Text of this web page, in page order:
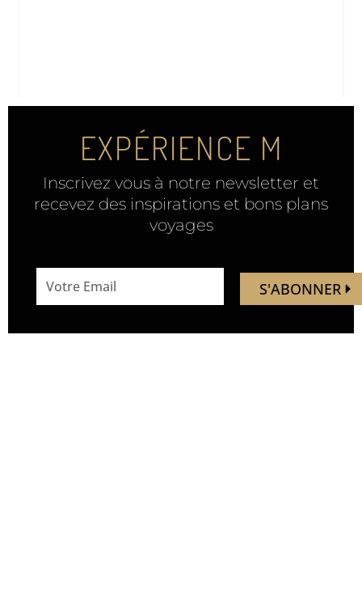
EXPÉRIENCE M
Inscrivez vous à notre newsletter et
recevez des inspirations et bons plans
voyages
address
S'ABONNER